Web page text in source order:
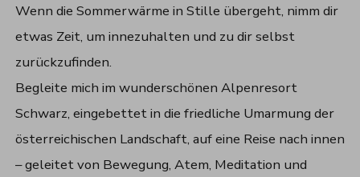
Wenn die Sommerwärme in Stille übergeht, nimm dir
etwas Zeit, um innezuhalten und zu dir selbst
zurückzufinden.
Begleite mich im wunderschönen Alpenresort
Schwarz, eingebettet in die friedliche Umarmung der
österreichischen Landschaft, auf eine Reise nach innen
– geleitet von Bewegung, Atem, Meditation und